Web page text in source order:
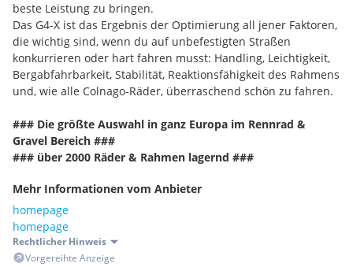
beste Leistung zu bringen.
Das G4-X ist das Ergebnis der Optimierung all jener Faktoren,
die wichtig sind, wenn du auf unbefestigten Straßen
konkurrieren oder hart fahren musst: Handling, Leichtigkeit,
Bergabfahrbarkeit, Stabilität, Reaktionsfähigkeit des Rahmens
und, wie alle Colnago-Räder, überraschend schön zu fahren.
### Die größte Auswahl in ganz Europa im Rennrad &
Gravel Bereich ###
### über 2000 Räder & Rahmen lagernd ###
!!! Wir nehmen auch gebrauchte Räder retour !!!
!!! Smartfit Sizing und Bikefiting inkl Ergonomie Beratung !!!
Mehr Informationen vom Anbieter
homepage
homepage
Rechtlicher Hinweis
Vorgereihte Anzeige